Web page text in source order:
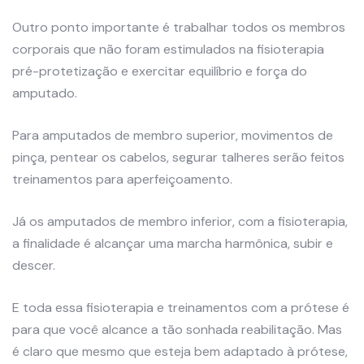
Outro ponto importante é trabalhar todos os membros
corporais que não foram estimulados na fisioterapia
pré-protetização e exercitar equilíbrio e força do
amputado.
Para amputados de membro superior, movimentos de
pinça, pentear os cabelos, segurar talheres serão feitos
treinamentos para aperfeiçoamento.
Já os amputados de membro inferior, com a fisioterapia,
a finalidade é alcançar uma marcha harmônica, subir e
descer.
E toda essa fisioterapia e treinamentos com a prótese é
para que você alcance a tão sonhada reabilitação. Mas
é claro que mesmo que esteja bem adaptado à prótese,